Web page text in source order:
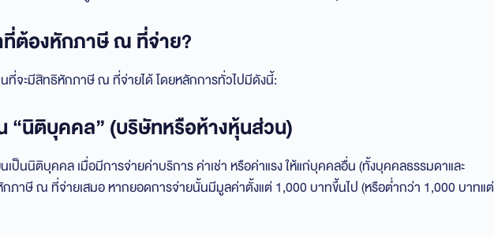
ที่ต้องหักภาษี ณ ที่จ่าย?
ที่จะมีสิทธิหักภาษี ณ ที่จ่ายได้ โดยหลักการทั่วไปมีดังนี้:
“นิติบุคคล” (บริษัทหรือห้างหุ้นส่วน)
ป็นนิติบุคคล เมื่อมีการจ่ายค่าบริการ ค่าเช่า หรือค่าแรง ให้แก่บุคคลอื่น (ทั้งบุคคลธรรมดาและ
าษี ณ ที่จ่ายเสมอ หากยอดการจ่ายนั้นมีมูลค่าตั้งแต่ 1,000 บาทขึ้นไป (หรือต่ำกว่า 1,000 บาทแต่